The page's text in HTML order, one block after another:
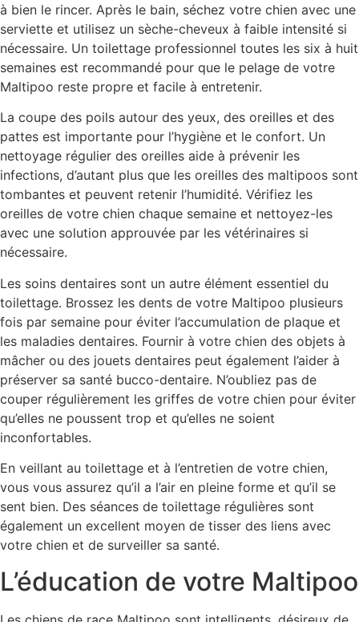
à bien le rincer. Après le bain, séchez votre chien avec une
serviette et utilisez un sèche-cheveux à faible intensité si
nécessaire. Un toilettage professionnel toutes les six à huit
semaines est recommandé pour que le pelage de votre
Maltipoo reste propre et facile à entretenir.
La coupe des poils autour des yeux, des oreilles et des
pattes est importante pour l’hygiène et le confort. Un
nettoyage régulier des oreilles aide à prévenir les
infections, d’autant plus que les oreilles des maltipoos sont
tombantes et peuvent retenir l’humidité. Vérifiez les
oreilles de votre chien chaque semaine et nettoyez-les
avec une solution approuvée par les vétérinaires si
nécessaire.
Les soins dentaires sont un autre élément essentiel du
toilettage. Brossez les dents de votre Maltipoo plusieurs
fois par semaine pour éviter l’accumulation de plaque et
les maladies dentaires. Fournir à votre chien des objets à
mâcher ou des jouets dentaires peut également l’aider à
préserver sa santé bucco-dentaire. N’oubliez pas de
couper régulièrement les griffes de votre chien pour éviter
qu’elles ne poussent trop et qu’elles ne soient
inconfortables.
En veillant au toilettage et à l’entretien de votre chien,
vous vous assurez qu’il a l’air en pleine forme et qu’il se
sent bien. Des séances de toilettage régulières sont
également un excellent moyen de tisser des liens avec
votre chien et de surveiller sa santé.
L’éducation de votre Maltipoo